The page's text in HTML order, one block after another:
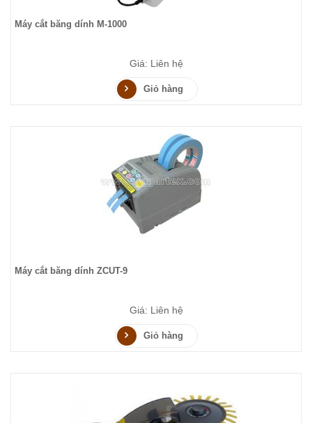
Máy cắt băng dính M-1000
Giá: Liên hệ
Giỏ hàng
Máy cắt băng dính ZCUT-9
Giá: Liên hệ
Giỏ hàng